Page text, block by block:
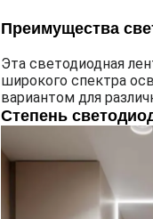
Преимущества
Эта светодиодная
широкого спектра
вариантом для
Степень